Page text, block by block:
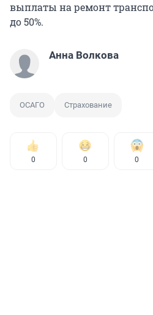
выплаты на ремонт
до 50%.
Анна Волкова
ОСАГО Страхование
0 0 0